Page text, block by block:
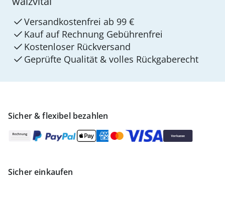
Sicher & flexibel bezahlen
Sicher einkaufen
Versandkostenfrei ab 99 €
Kauf auf Rechnung Gebührenfrei
Kostenloser Rückversand
Geprüfte Qualität & volles Rückgaberecht